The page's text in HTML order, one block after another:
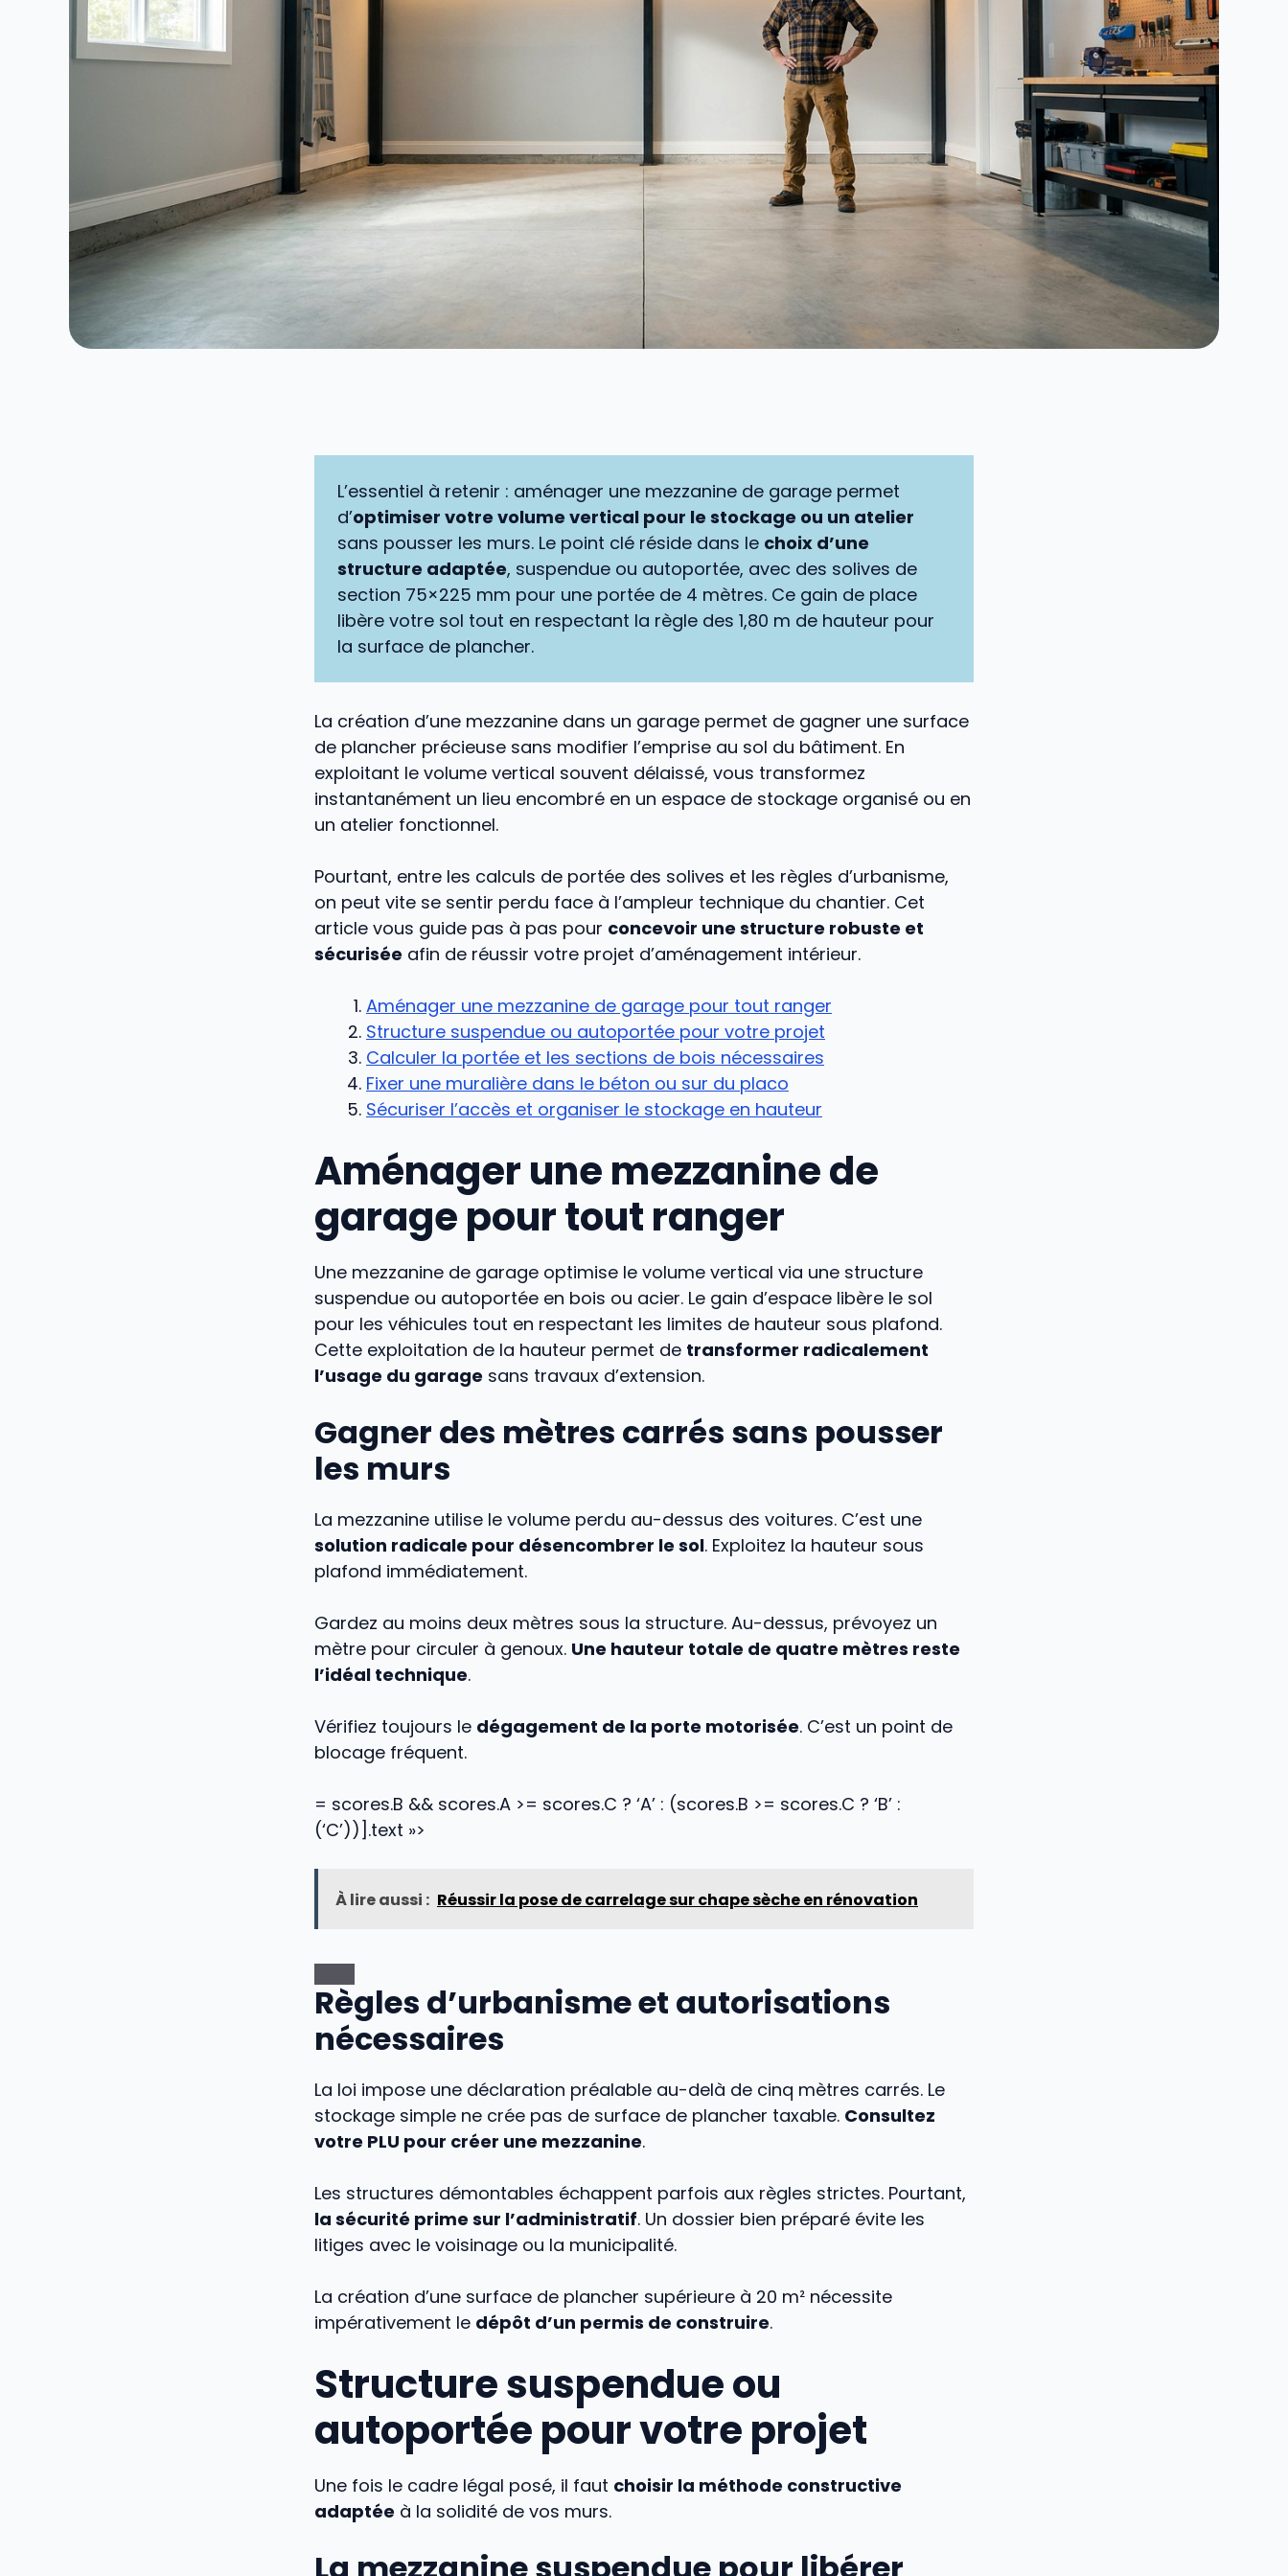
L’essentiel à retenir : aménager une mezzanine de garage permet
d’optimiser votre volume vertical pour le stockage ou un atelier
sans pousser les murs. Le point clé réside dans le choix d’une
structure adaptée, suspendue ou autoportée, avec des solives de
section 75×225 mm pour une portée de 4 mètres. Ce gain de place
libère votre sol tout en respectant la règle des 1,80 m de hauteur pour
la surface de plancher.
La création d’une mezzanine dans un garage permet de gagner une surface
de plancher précieuse sans modifier l’emprise au sol du bâtiment. En
exploitant le volume vertical souvent délaissé, vous transformez
instantanément un lieu encombré en un espace de stockage organisé ou en
un atelier fonctionnel.
Pourtant, entre les calculs de portée des solives et les règles d’urbanisme,
on peut vite se sentir perdu face à l’ampleur technique du chantier. Cet
article vous guide pas à pas pour concevoir une structure robuste et
sécurisée afin de réussir votre projet d’aménagement intérieur.
Aménager une mezzanine de garage pour tout ranger
Structure suspendue ou autoportée pour votre projet
Calculer la portée et les sections de bois nécessaires
Fixer une muralière dans le béton ou sur du placo
Sécuriser l’accès et organiser le stockage en hauteur
Aménager une mezzanine de
garage pour tout ranger
Une mezzanine de garage optimise le volume vertical via une structure
suspendue ou autoportée en bois ou acier. Le gain d’espace libère le sol
pour les véhicules tout en respectant les limites de hauteur sous plafond.
Cette exploitation de la hauteur permet de transformer radicalement
l’usage du garage sans travaux d’extension.
Gagner des mètres carrés sans pousser
les murs
La mezzanine utilise le volume perdu au-dessus des voitures. C’est une
solution radicale pour désencombrer le sol. Exploitez la hauteur sous
plafond immédiatement.
Gardez au moins deux mètres sous la structure. Au-dessus, prévoyez un
mètre pour circuler à genoux. Une hauteur totale de quatre mètres reste
l’idéal technique.
Vérifiez toujours le dégagement de la porte motorisée. C’est un point de
blocage fréquent.
= scores.B && scores.A >= scores.C ? ‘A’ : (scores.B >= scores.C ? ‘B’ :
(‘C’))].text »>
À lire aussi : Réussir la pose de carrelage sur chape sèche en rénovation
Règles d’urbanisme et autorisations
nécessaires
La loi impose une déclaration préalable au-delà de cinq mètres carrés. Le
stockage simple ne crée pas de surface de plancher taxable. Consultez
votre PLU pour créer une mezzanine.
Les structures démontables échappent parfois aux règles strictes. Pourtant,
la sécurité prime sur l’administratif. Un dossier bien préparé évite les
litiges avec le voisinage ou la municipalité.
La création d’une surface de plancher supérieure à 20 m² nécessite
impérativement le dépôt d’un permis de construire.
Structure suspendue ou
autoportée pour votre projet
Une fois le cadre légal posé, il faut choisir la méthode constructive
adaptée à la solidité de vos murs.